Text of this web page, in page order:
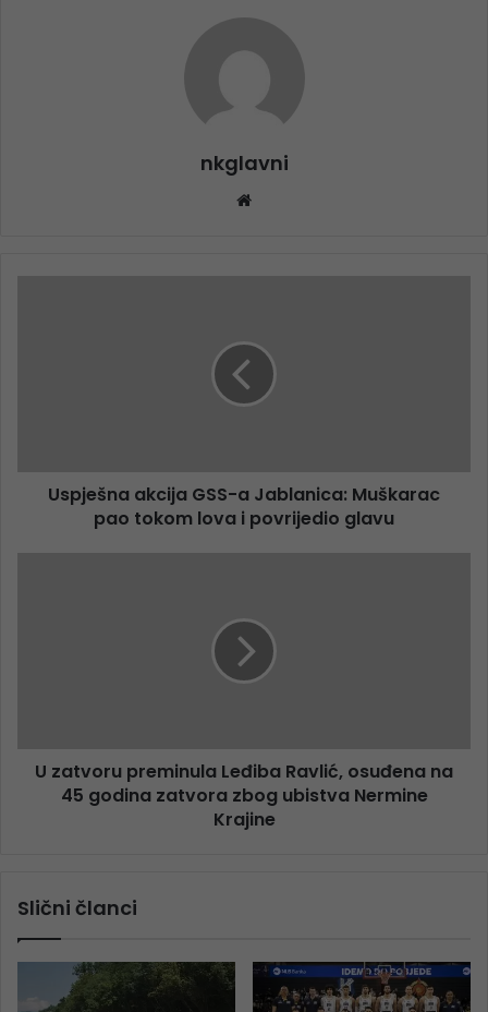
nkglavni
Uspješna akcija GSS-a Jablanica: Muškarac
pao tokom lova i povrijedio glavu
U zatvoru preminula Leđiba Ravlić, osuđena na
45 godina zatvora zbog ubistva Nermine
Krajine
Slični članci